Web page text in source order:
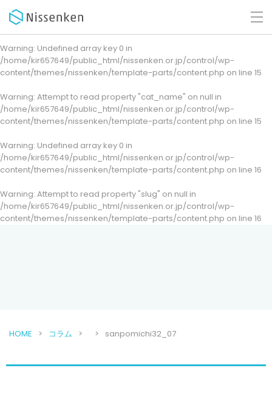
Warning: Undefined array key 0 in
/home/kir657649/public_html/nissenken.or.jp/control/wp-
content/themes/nissenken/template-parts/content.php on line 15
Warning: Attempt to read property "cat_name" on null in
/home/kir657649/public_html/nissenken.or.jp/control/wp-
content/themes/nissenken/template-parts/content.php on line 15
Warning: Undefined array key 0 in
/home/kir657649/public_html/nissenken.or.jp/control/wp-
content/themes/nissenken/template-parts/content.php on line 16
Warning: Attempt to read property "slug" on null in
/home/kir657649/public_html/nissenken.or.jp/control/wp-
content/themes/nissenken/template-parts/content.php on line 16
HOME コラム sanpomichi32_07